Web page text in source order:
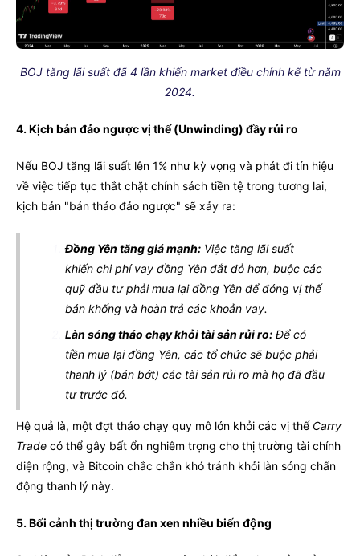
BOJ tăng lãi suất đã 4 lần khiến market điều chỉnh kể từ năm
2024.
4. Kịch bản đảo ngược vị thế (Unwinding) đầy rủi ro
Nếu BOJ tăng lãi suất lên 1% như kỳ vọng và phát đi tín hiệu
về việc tiếp tục thắt chặt chính sách tiền tệ trong tương lai,
kịch bản "bán tháo đảo ngược" sẽ xảy ra:
Đồng Yên tăng giá mạnh: Việc tăng lãi suất
khiến chi phí vay đồng Yên đắt đỏ hơn, buộc các
quỹ đầu tư phải mua lại đồng Yên để đóng vị thế
bán khống và hoàn trả các khoản vay.
Làn sóng tháo chạy khỏi tài sản rủi ro: Để có
tiền mua lại đồng Yên, các tổ chức sẽ buộc phải
thanh lý (bán bớt) các tài sản rủi ro mà họ đã đầu
tư trước đó.
Hệ quả là, một đợt tháo chạy quy mô lớn khỏi các vị thế Carry
Trade có thể gây bất ổn nghiêm trọng cho thị trường tài chính
diện rộng, và Bitcoin chắc chắn khó tránh khỏi làn sóng chấn
động thanh lý này.
5. Bối cảnh thị trường đan xen nhiều biến động